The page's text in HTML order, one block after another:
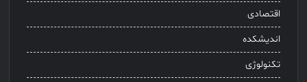
اقتصادی
اندیشکده
تکنولوژی